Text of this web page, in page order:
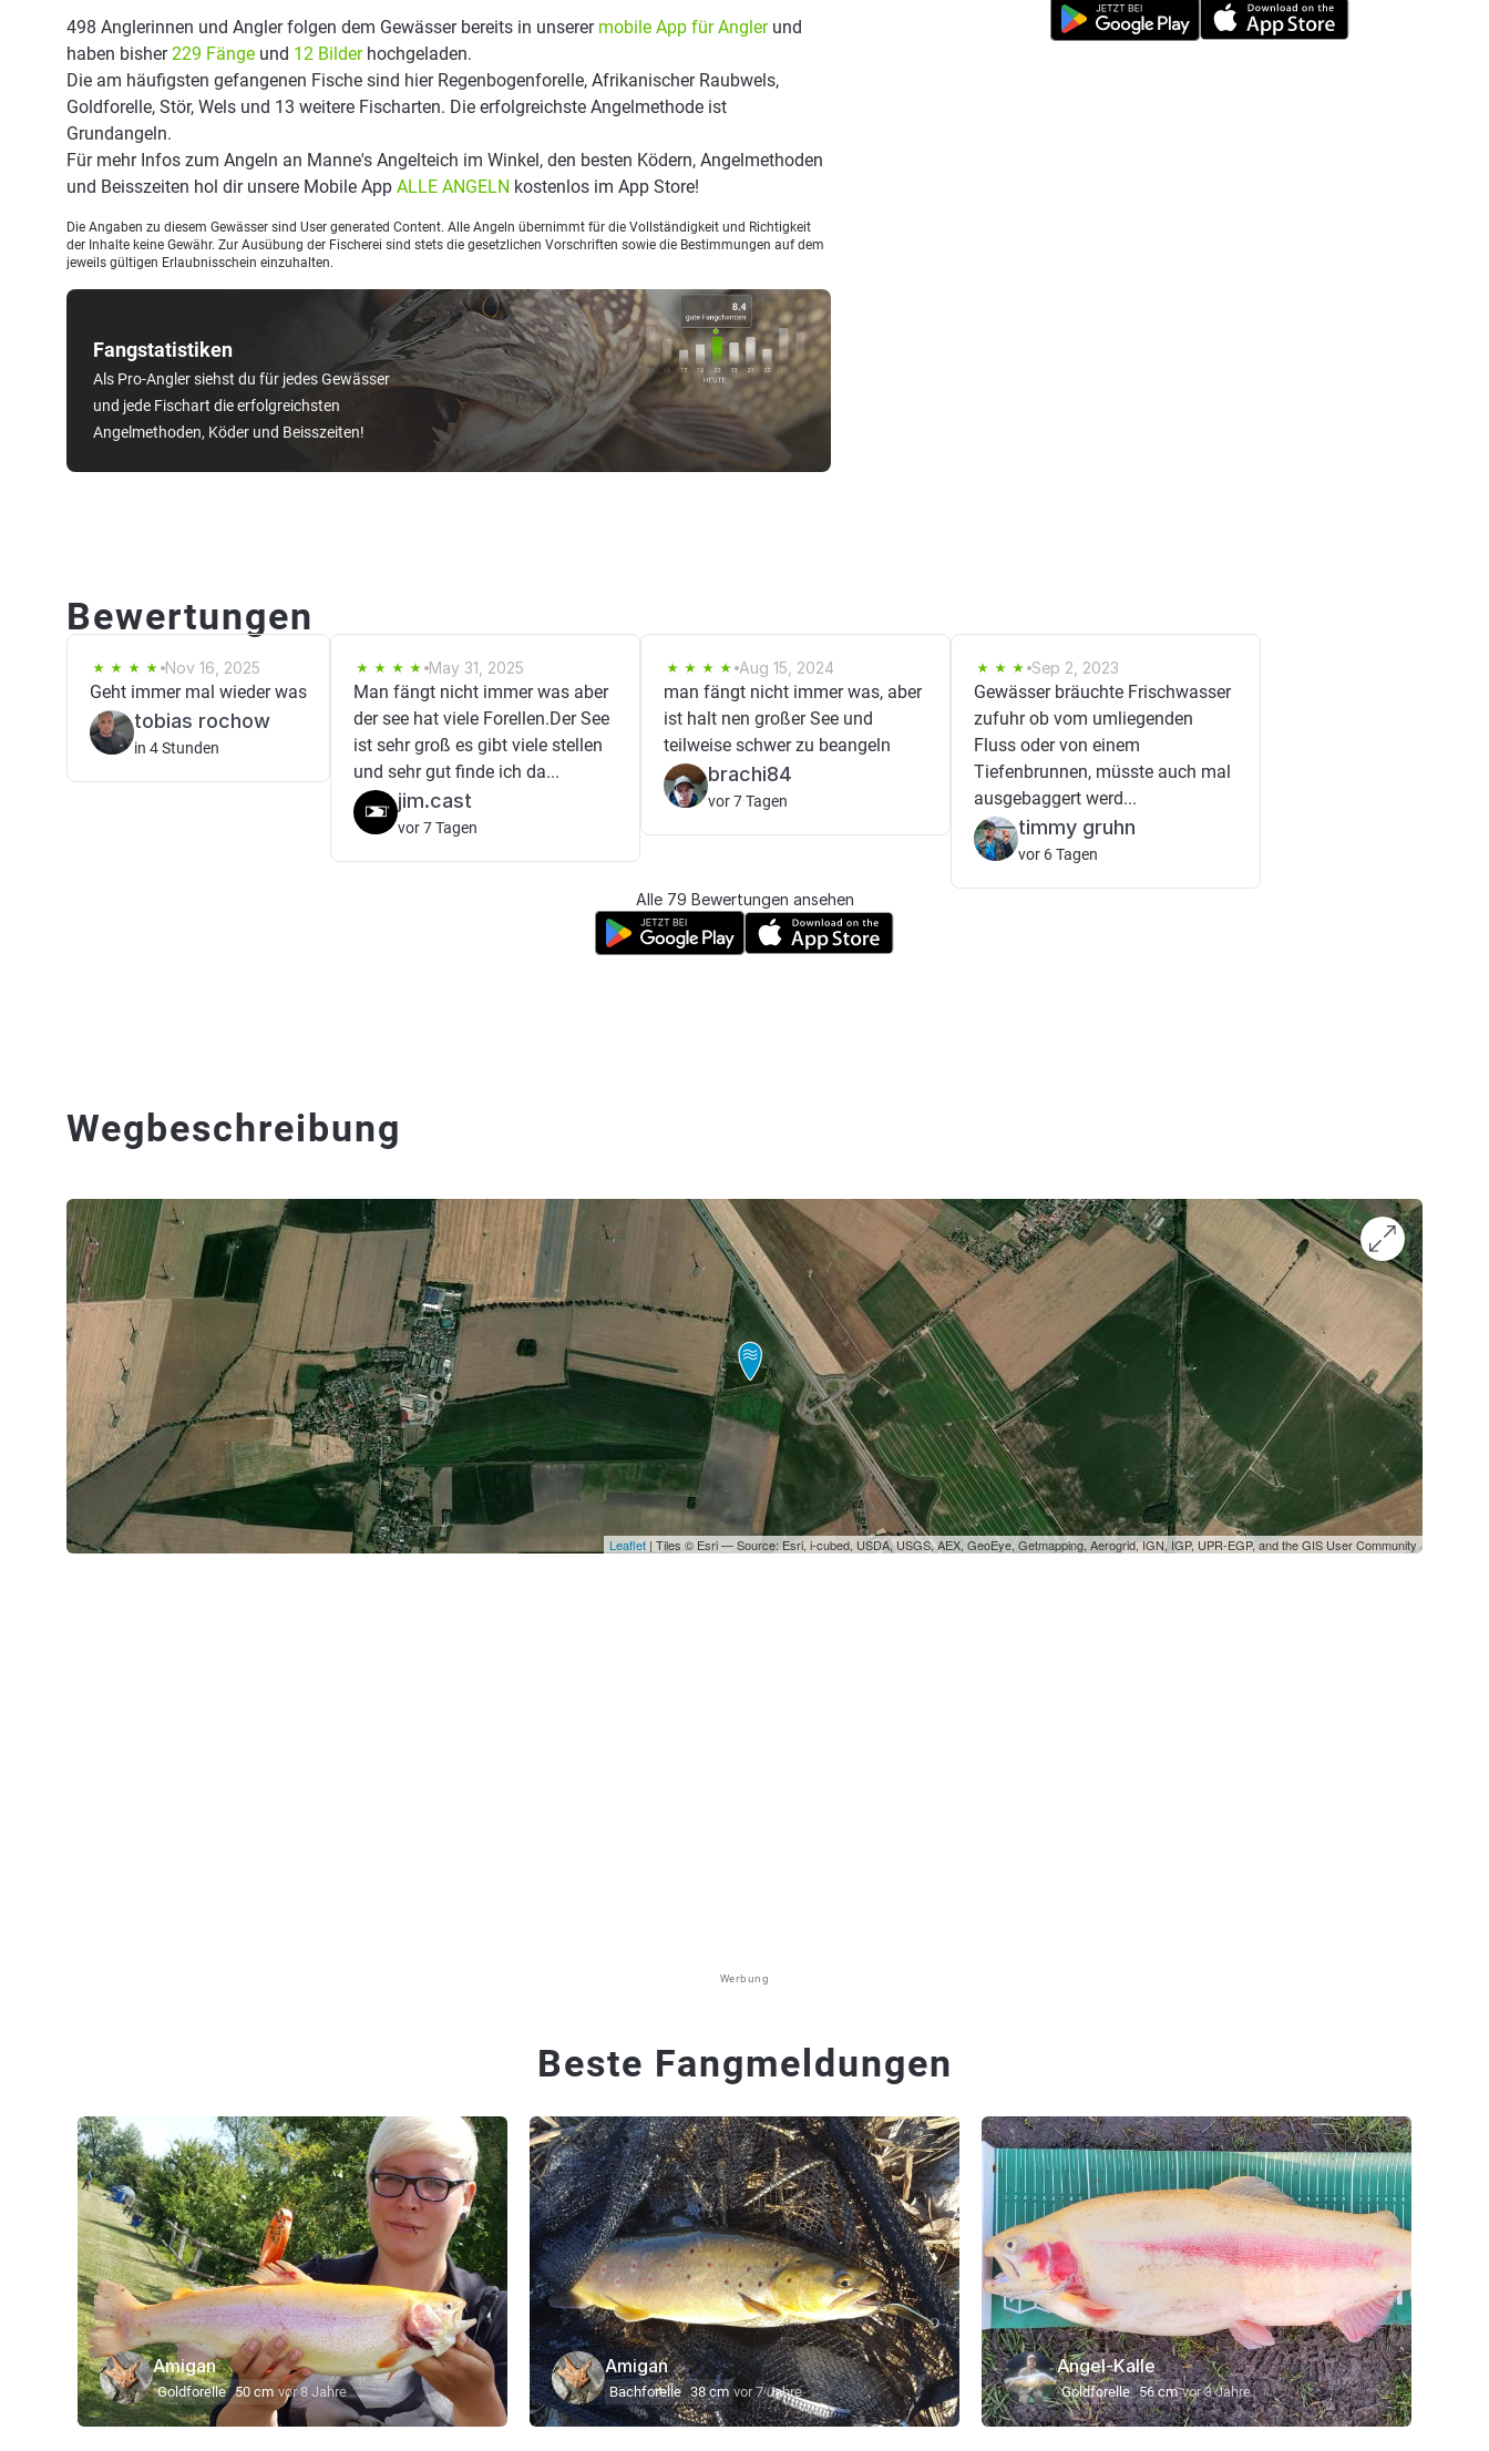
Fangstatistiken
Als Pro-Angler siehst du für jedes Gewässer
und jede Fischart die erfolgreichsten
Angelmethoden, Köder und Beisszeiten!
498 Anglerinnen und Angler folgen dem Gewässer bereits in unserer mobile App für Anglerund
haben bisher229 Fänge und 12 Bilderhochgeladen.
Die am häufigsten gefangenen Fische sind hier Regenbogenforelle, Afrikanischer Raubwels,
Goldforelle, Stör, Wels und 13 weitere Fischarten. Die erfolgreichste Angelmethode ist
Grundangeln.
Für mehr Infos zum Angeln an Manne's Angelteich im Winkel, den besten Ködern, Angelmethoden
und Beisszeiten hol dir unsere Mobile App ALLE ANGELN kostenlos im App Store!
Die Angaben zu diesem Gewässer sind User generated Content. Alle Angeln übernimmt für die Vollständigkeit und Richtigkeit
der Inhalte keine Gewähr. Zur Ausübung der Fischerei sind stets die gesetzlichen Vorschriften sowie die Bestimmungen auf dem
jeweils gültigen Erlaubnisschein einzuhalten.
Bewertungen
Nov 16, 2025
Geht immer mal wieder was
tobias rochow
in 4 Stunden
May 31, 2025
Man fängt nicht immer was aber
der see hat viele Forellen.Der See
ist sehr groß es gibt viele stellen
und sehr gut finde ich da...
jim.cast
vor 7 Tagen
Aug 15, 2024
man fängt nicht immer was, aber
ist halt nen großer See und
teilweise schwer zu beangeln
brachi84
vor 7 Tagen
Sep 2, 2023
Gewässer bräuchte Frischwasser
zufuhr ob vom umliegenden
Fluss oder von einem
Tiefenbrunnen, müsste auch mal
ausgebaggert werd...
timmy gruhn
vor 6 Tagen
Alle 79 Bewertungen ansehen
Wegbeschreibung
Leaflet | Tiles © Esri — Source: Esri, i-cubed, USDA, USGS, AEX, GeoEye, Getmapping, Aerogrid, IGN, IGP, UPR-EGP, and the GIS User Community
Werbung
Beste Fangmeldungen
Amigan
Goldforelle 50 cm vor 8 Jahre
Amigan
Bachforelle 38 cm vor 7 Jahre
Angel-Kalle
Goldforelle 56 cm vor 3 Jahre